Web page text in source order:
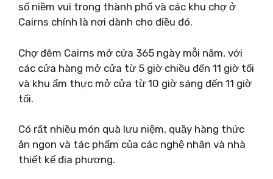
số niềm vui trong thành phố và các khu chợ ở
Cairns chính là nơi dành cho điều đó.
Chợ đêm Cairns mở cửa 365 ngày mỗi năm, với
các cửa hàng mở cửa từ 5 giờ chiều đến 11 giờ tối
và khu ẩm thực mở cửa từ 10 giờ sáng đến 11 giờ
tối.
Có rất nhiều món quà lưu niệm, quầy hàng thức
ăn ngon và tác phẩm của các nghệ nhân và nhà
thiết kế địa phương.